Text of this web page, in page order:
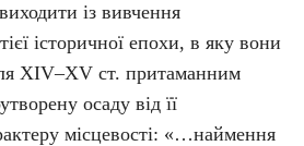
із вивчення
історичної епохи, в яку вони
XIV–XV ст. притаманним
осаду від її
місцевості: «…наймення